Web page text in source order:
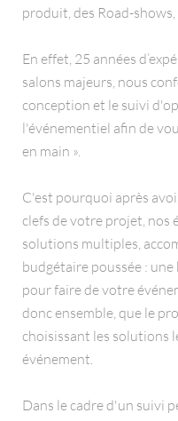
produit, des Road-
En effet, 25 années
salons majeurs, nous
conception et le suivi
l'événementiel afin de
en main ».
C'est pourquoi après
clefs de votre projet, nos
solutions multiples,
budgétaire poussée :
pour faire de votre
donc ensemble, que le
choisissant les solutions
événement.
Dans le cadre d'un suivi